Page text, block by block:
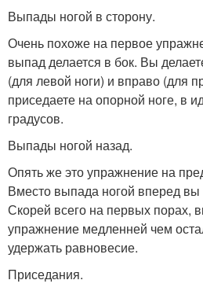
Выпады ногой в сторону.
Очень похоже на первое
выпад делается в бок. Вы
(для левой ноги) и вправо (для
приседаете на опорной ноге, в
градусов.
Выпады ногой назад.
Опять же это упражнение на
Вместо выпада ногой вперед вы
Скорей всего на первых порах,
упражнение медленней чем
удержать равновесие.
Приседания.